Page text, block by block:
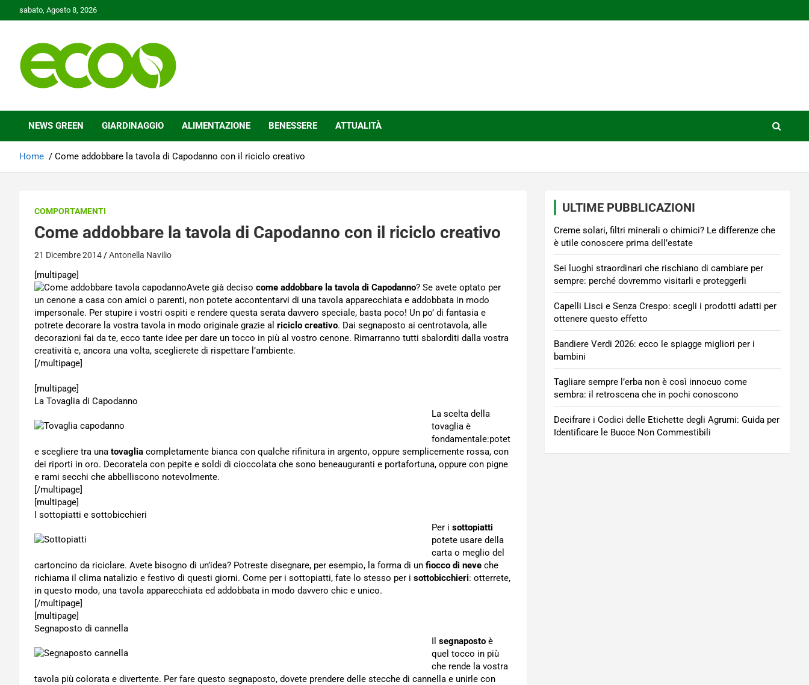
to
sabato, Agosto 8, 2026
Ecoo.it
NEWS GREEN GIARDINAGGIO ALIMENTAZIONE BENESSERE ATTUALITÀ
Home Come addobbare la tavola di Capodanno con il riciclo creativo
COMPORTAMENTI
Come addobbare la tavola di Capodanno con il riciclo creativo
21 Dicembre 2014 Antonella Navilio
[multipage]
Avete già deciso come addobbare la tavola di Capodanno? Se avete optato per
un cenone a casa con amici o parenti, non potete accontentarvi di una tavola apparecchiata e addobbata in modo
impersonale. Per stupire i vostri ospiti e rendere questa serata davvero speciale, basta poco! Un po’ di fantasia e
potrete decorare la vostra tavola in modo originale grazie al riciclo creativo. Dai segnaposto ai centrotavola, alle
decorazioni fai da te, ecco tante idee per dare un tocco in più al vostro cenone. Rimarranno tutti sbalorditi dalla vostra
creatività e, ancora una volta, sceglierete di rispettare l’ambiente.
[/multipage]
[multipage]
La Tovaglia di Capodanno
La scelta della
tovaglia è
fondamentale:potet
e scegliere tra una tovaglia completamente bianca con qualche rifinitura in argento, oppure semplicemente rossa, con
dei riporti in oro. Decoratela con pepite e soldi di cioccolata che sono beneauguranti e portafortuna, oppure con pigne
e rami secchi che abbelliscono notevolmente.
[/multipage]
[multipage]
I sottopiatti e sottobicchieri
Per i sottopiatti
potete usare della
carta o meglio del
cartoncino da riciclare. Avete bisogno di un’idea? Potreste disegnare, per esempio, la forma di un fiocco di neve che
richiama il clima natalizio e festivo di questi giorni. Come per i sottopiatti, fate lo stesso per i sottobicchieri: otterrete,
in questo modo, una tavola apparecchiata ed addobbata in modo davvero chic e unico.
[/multipage]
[multipage]
Segnaposto di cannella
Il segnaposto è
quel tocco in più
che rende la vostra
tavola più colorata e divertente. Per fare questo segnaposto, dovete prendere delle stecche di cannella e unirle con
ULTIME PUBBLICAZIONI
Creme solari, filtri minerali o chimici? Le differenze che
è utile conoscere prima dell’estate
Sei luoghi straordinari che rischiano di cambiare per
sempre: perché dovremmo visitarli e proteggerli
Capelli Lisci e Senza Crespo: scegli i prodotti adatti per
ottenere questo effetto
Bandiere Verdi 2026: ecco le spiagge migliori per i
bambini
Tagliare sempre l’erba non è così innocuo come
sembra: il retroscena che in pochi conoscono
Decifrare i Codici delle Etichette degli Agrumi: Guida per
Identificare le Bucce Non Commestibili